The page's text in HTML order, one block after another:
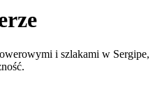
i szlakami w Sergipe,